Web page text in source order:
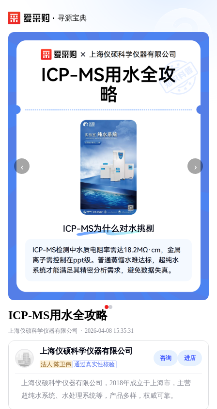
寻源宝典
‹ ›
ICP-MS用水全攻略
上海仪硕科学仪器有限公司 · 2026-04-08 15:35:31
上海仪硕科学仪器有限公司
法人:陈卫伟 通过真实性核验
咨询 进店
上海仪硕科学仪器有限公司，2018年成立于上海市，主营
超纯水系统、水处理系统等，产品多样，权威可靠。